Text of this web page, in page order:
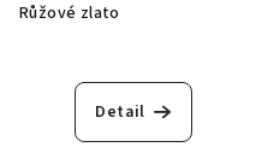
Růžové zlato
Detail